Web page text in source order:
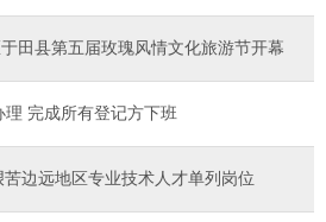
田县第五届玫瑰风情文化旅游节开幕
理 完成所有登记方下班
边远地区专业技术人才单列岗位